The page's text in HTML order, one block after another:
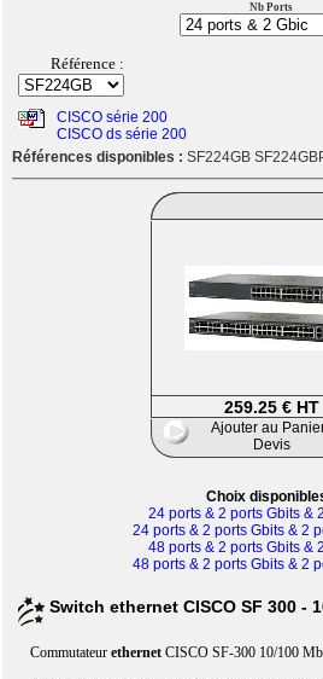
Nb Ports
Référence :
CISCO série 200
CISCO ds série 200
Références disponibles : SF224GB
259.25 € HT
Ajouter au
Devis
Choix
24 ports & 2 ports Gbits &
24 ports & 2 ports Gbits & 2
48 ports & 2 ports Gbits &
48 ports & 2 ports Gbits & 2
Switch ethernet CISCO SF 300 -
CommutateurethernetCISCO SF-300 10/100